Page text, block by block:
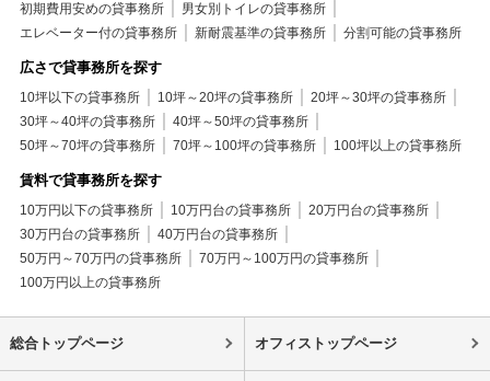
初期費用安めの貸事務所
男女別トイレの貸事務所
エレベーター付の貸事務所
新耐震基準の貸事務所 分割可能の貸事務所
広さで貸事務所を探す
10坪以下の貸事務所 10坪～20坪の貸事務所
20坪～30坪の貸事務所
30坪～40坪の貸事務所
40坪～50坪の貸事務所
50坪～70坪の貸事務所
70坪～100坪の貸事務所 100坪以上の貸事務所
賃料で貸事務所を探す
10万円以下の貸事務所 10万円台の貸事務所
20万円台の貸事務所
30万円台の貸事務所
40万円台の貸事務所
50万円～70万円の貸事務所
70万円～100万円の貸事務所
100万円以上の貸事務所
総合トップページ オフィストップページ